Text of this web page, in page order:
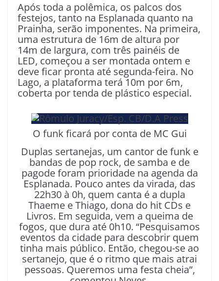
Após toda a polêmica, os palcos dos
festejos, tanto na Esplanada quanto na
Prainha, serão imponentes. Na primeira,
uma estrutura de 16m de altura por
14m de largura, com três painéis de
LED, começou a ser montada ontem e
deve ficar pronta até segunda-feira. No
Lago, a plataforma terá 10m por 6m,
coberta por tenda de plástico especial.
O funk ficará por conta de MC Gui
Duplas sertanejas, um cantor de funk e
bandas de pop rock, de samba e de
pagode foram prioridade na agenda da
Esplanada. Pouco antes da virada, das
22h30 à 0h, quem canta é a dupla
Thaeme e Thiago, dona do hit CDs e
Livros. Em seguida, vem a queima de
fogos, que dura até 0h10. “Pesquisamos
eventos da cidade para descobrir quem
tinha mais público. Então, chegou-se ao
sertanejo, que é o ritmo que mais atrai
pessoas. Queremos uma festa cheia”,